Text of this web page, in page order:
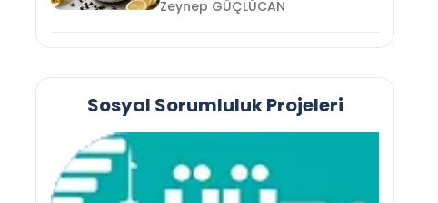
Zeynep GÜÇLÜCAN
Sosyal Sorumluluk Projeleri